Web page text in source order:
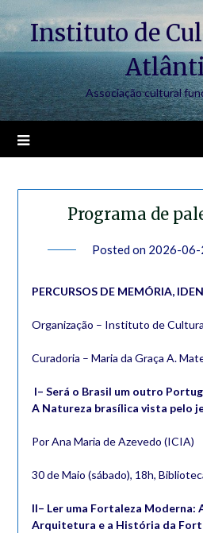
to
content
Instituto de
Associação cultural
Programa de
Posted on 2026-06-
PERCURSOS DE MEMÓRIA,
Organização – Instituto de
Curadoria – Maria da Graça A.
I– Será o Brasil um outro
A Natureza brasílica vista pelo
Por Ana Maria de Azevedo (ICIA)
30 de Maio (sábado), 18h,
II– Ler uma Fortaleza Moderna:
Arquitetura e a História da